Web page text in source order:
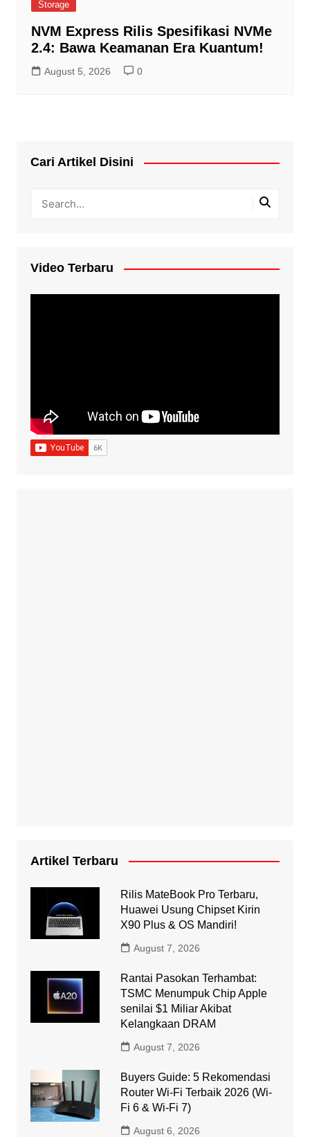
Storage
NVM Express Rilis Spesifikasi NVMe
2.4: Bawa Keamanan Era Kuantum!
August 5, 2026 0
Cari Artikel Disini
Video Terbaru
Artikel Terbaru
Rilis MateBook Pro Terbaru,
Huawei Usung Chipset Kirin
X90 Plus & OS Mandiri!
August 7, 2026
Rantai Pasokan Terhambat:
TSMC Menumpuk Chip Apple
senilai $1 Miliar Akibat
Kelangkaan DRAM
August 7, 2026
Buyers Guide: 5 Rekomendasi
Router Wi-Fi Terbaik 2026 (Wi-
Fi 6 & Wi-Fi 7)
August 6, 2026